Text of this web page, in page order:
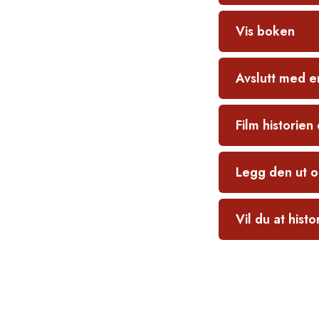
Vis boken
Avslutt med
Film
Legg den ut
Vil du at